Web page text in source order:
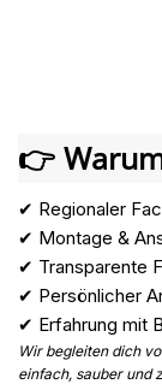
👉
✔ Regionaler
✔ Montage &
✔ Transparente
✔ Persönlicher
✔ Erfahrung mit
Wir begleiten dich
einfach, sauber und